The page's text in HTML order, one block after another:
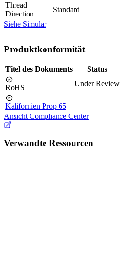
Thread
Direction
Standard
Siehe Simular
Produktkonformität
Titel des Dokuments Status
RoHS Under Review
Kalifornien Prop 65
Ansicht Compliance Center
Verwandte Ressourcen